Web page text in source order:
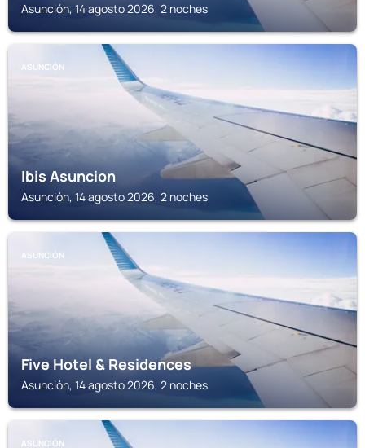
Asunción, 14 agosto 2026, 2 noches
ASUNCIÓN
Ibis Asuncion
Asunción, 14 agosto 2026, 2 noches
ASUNCIÓN
Five Hotel & Residences
Asunción, 14 agosto 2026, 2 noches
ASUNCIÓN